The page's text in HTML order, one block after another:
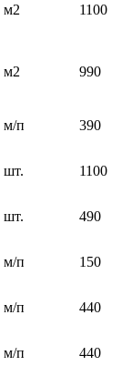
м2 1100
м2 990
м/п 390
шт. 1100
шт. 490
м/п 150
м/п 440
м/п 440